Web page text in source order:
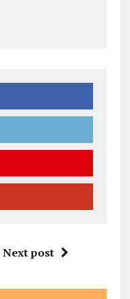
Next post